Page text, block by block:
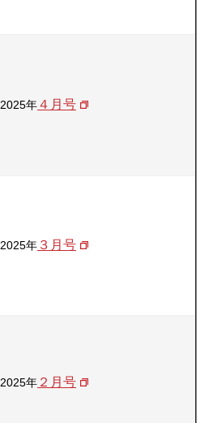
2025年４月号
2025年 ３月号
2025年 ２月号